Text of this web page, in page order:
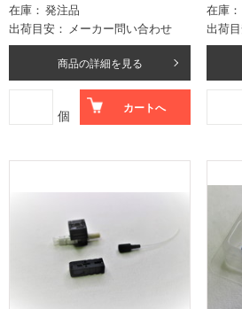
在庫
発注品
出荷目安
メーカー問い合わせ
商品の詳細を見る
個 カートへ
在庫
出荷